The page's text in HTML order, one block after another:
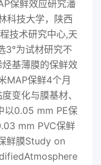
保鲜效应研究潘
科技大学，陕西
技术研究中心,天
3°为试材研究不
基薄膜的保鲜效
MAP保鲜4个月
变化与膜基材、
以0.05 mm PE保
mm PVC保鲜
鲜膜Study on